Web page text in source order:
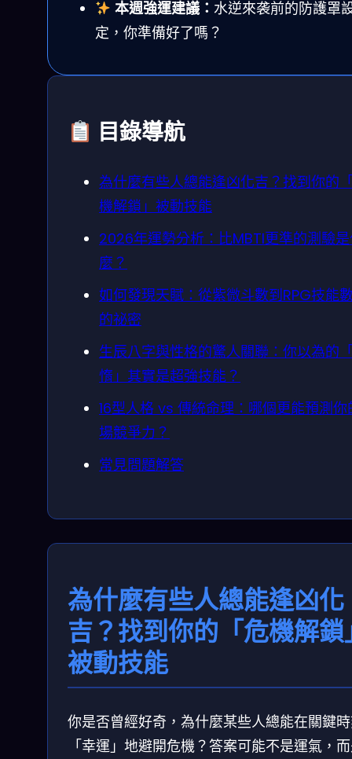
本週強運建議： 水逆來袭前的防護罩
定，你準備好了嗎？
目錄導航
為什麼有些人總能逢凶化吉？找到你的
機解鎖」被動技能
2026年運勢分析：比MBTI更準的測驗
麼？
如何發現天賦：從紫微斗數到RPG技能
的祕密
生辰八字與性格的驚人關聯：你以為的
惰」其實是超強技能？
16型人格 vs 傳統命理：哪個更能預測你
場競爭力？
常見問題解答
為什麼有些人總能逢凶化
吉？找到你的「危機解鎖
被動技能
你是否曾經好奇，為什麼某些人總能在關鍵
「幸運」地避開危機？答案可能不是運氣，